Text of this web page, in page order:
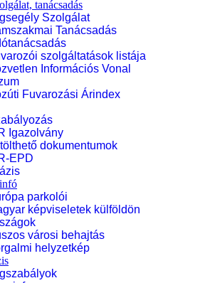
tanácsadás
Szolgálat
Tanácsadás
szolgáltatások listája
Információs Vonal
Fuvarozási Árindex
Igazolvány
dokumentumok
EPD
parkolói
képviseletek külföldön
városi behajtás
helyzetkép